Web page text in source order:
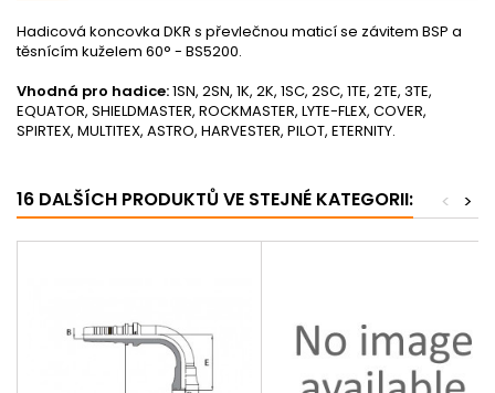
Hadicová koncovka DKR s převlečnou maticí se závitem BSP a
těsnícím kuželem 60° - BS5200.
Vhodná pro hadice:1SN, 2SN, 1K, 2K, 1SC, 2SC, 1TE, 2TE, 3TE,
EQUATOR, SHIELDMASTER, ROCKMASTER, LYTE-FLEX, COVER,
SPIRTEX, MULTITEX, ASTRO, HARVESTER, PILOT, ETERNITY.
16 DALŠÍCH PRODUKTŮ VE STEJNÉ KATEGORII: >
<